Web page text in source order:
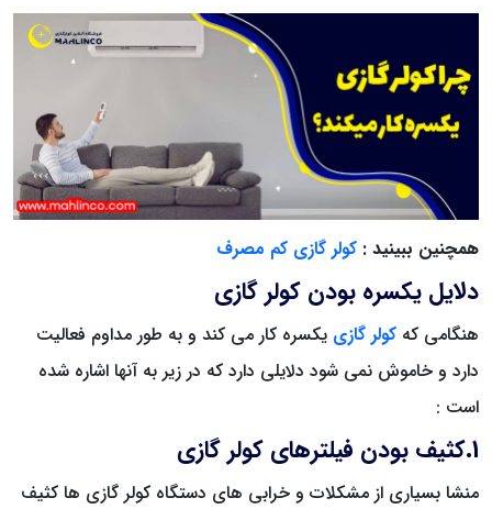
همچنین ببینید : کولر گازی کم مصرف
دلایل یکسره بودن کولر گازی
هنگامی که کولر گازی یکسره کار می کند و به طور مداوم فعالیت
دارد و خاموش نمی شود دلایلی دارد که در زیر به آنها اشاره شده
است :
1.کثیف بودن فیلترهای کولر گازی
منشا بسیاری از مشکلات و خرابی های دستگاه کولر گازی ها کثیف